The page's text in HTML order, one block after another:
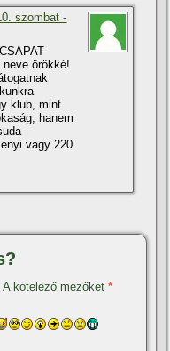
szombat -
örökké!
klub, mint
hanem
vagy 220
A kötelező mezőket*